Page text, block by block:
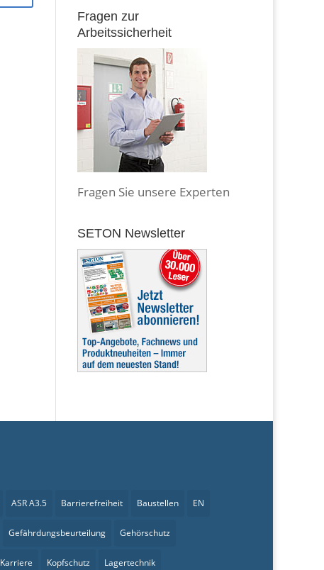
Fragen zur
Arbeitssicherheit
Fragen Sie unsere Experten
SETON Newsletter
ASR A3.5 Barrierefreiheit Baustellen EN
Gefährdungsbeurteilung Gehörschutz
Karriere Kopfschutz Lagertechnik